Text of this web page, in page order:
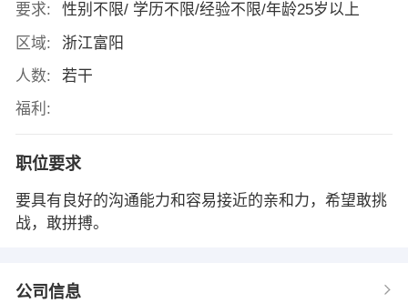
要求:
性别不限/ 学历不限/经验不限/年龄25岁以上
区域:
浙江富阳
人数:
若干
福利:
职位要求
要具有良好的沟通能力和容易接近的亲和力，希望敢挑
战，敢拼搏。
公司信息